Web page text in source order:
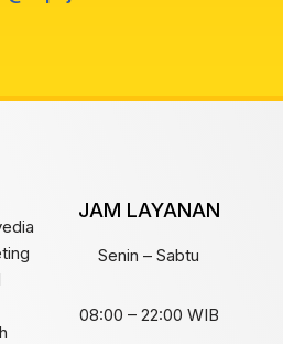
JAM LAYANAN
Senin – Sabtu
08:00 – 22:00 WIB